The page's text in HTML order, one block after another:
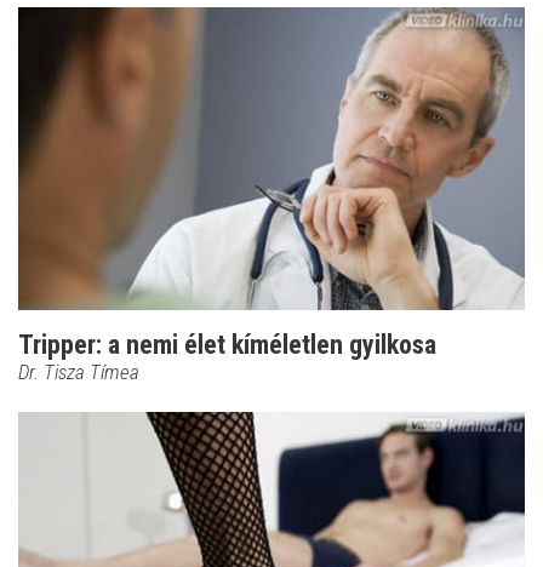
Tripper: a nemi élet kíméletlen gyilkosa
Dr. Tisza Tímea